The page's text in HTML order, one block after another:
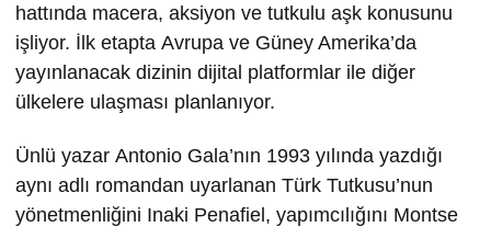
hattında macera, aksiyon ve tutkulu aşk konusunu
işliyor. İlk etapta Avrupa ve Güney Amerika’da
yayınlanacak dizinin dijital platformlar ile diğer
ülkelere ulaşması planlanıyor.
Ünlü yazar Antonio Gala’nın 1993 yılında yazdığı
aynı adlı romandan uyarlanan Türk Tutkusu’nun
yönetmenliğini Inaki Penafiel, yapımcılığını Montse